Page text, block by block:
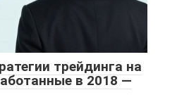
трейдинга на
в 2018 —